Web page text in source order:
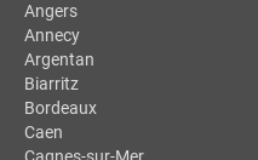
Angers
Annecy
Argentan
Biarritz
Bordeaux
Caen